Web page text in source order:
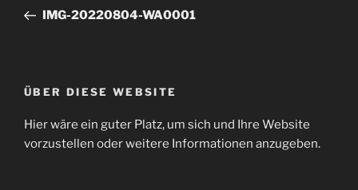
BeitragIMG-20220804-WA0001
ÜBER DIESE WEBSITE
Hier wäre ein guter Platz, um sich und Ihre Website
vorzustellen oder weitere Informationen anzugeben.